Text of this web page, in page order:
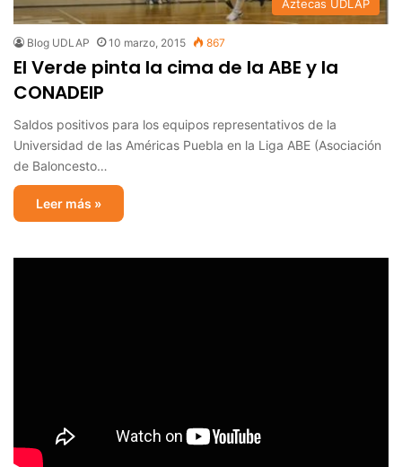
Aztecas UDLAP
Blog UDLAP 10 marzo, 2015 867
El Verde pinta la cima de la ABE y la
CONADEIP
Saldos positivos para los equipos representativos de la
Universidad de las Américas Puebla en la Liga ABE (Asociación
de Baloncesto…
Leer más »